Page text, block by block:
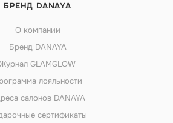
БРЕНД DANAYA
О компании
Бренд DANAYA
Журнал GLAMGLOW
лояльности
салонов DANAYA
сертификаты